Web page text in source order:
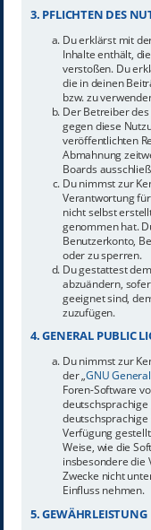
3. PFLICHTEN DES
Du erklärst mit
Inhalte enthält,
verstoßen. Du
die in deinen
bzw. zu
Der Betreiber
gegen diese
veröffentlichten
Abmahnung
Boards
Du nimmst zur
Verantwortung
nicht selbst
genommen hat.
Benutzerkonto,
oder zu sperren.
Du gestattest
abzuändern,
geeignet sind,
zuzufügen.
4. GENERAL PUBLIC
Du nimmst zur
der „GNU
Foren-Software
Verfügung
Weise, wie die
insbesondere die
Zwecke nicht
Einfluss nehmen.
5. GEWÄHRLEISTUNG